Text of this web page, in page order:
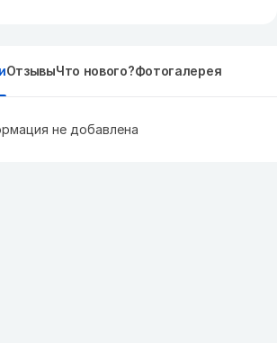
ОтзывыЧто нового?Фотогалерея
не добавлена